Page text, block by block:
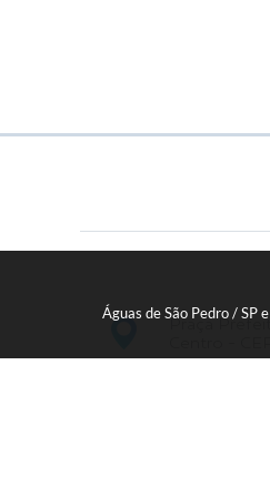
Águas de São Pedro / SP
Praça